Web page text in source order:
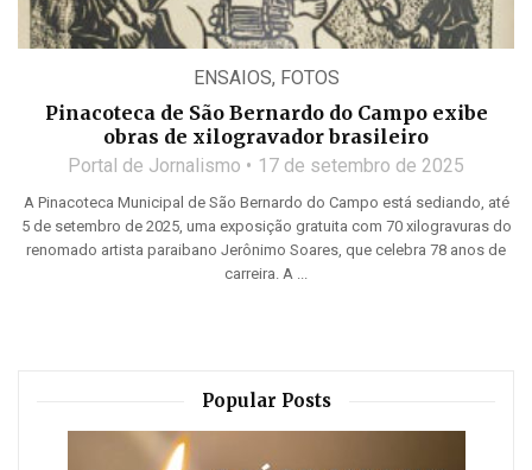
ENSAIOS, FOTOS
Pinacoteca de São Bernardo do Campo exibe
obras de xilogravador brasileiro
Portal de Jornalismo 17 de setembro de 2025
A Pinacoteca Municipal de São Bernardo do Campo está sediando, até
5 de setembro de 2025, uma exposição gratuita com 70 xilogravuras do
renomado artista paraibano Jerônimo Soares, que celebra 78 anos de
carreira. A ...
Popular Posts